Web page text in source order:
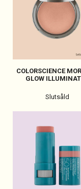
COLORSCIENCE
GLOW
Slutsåld